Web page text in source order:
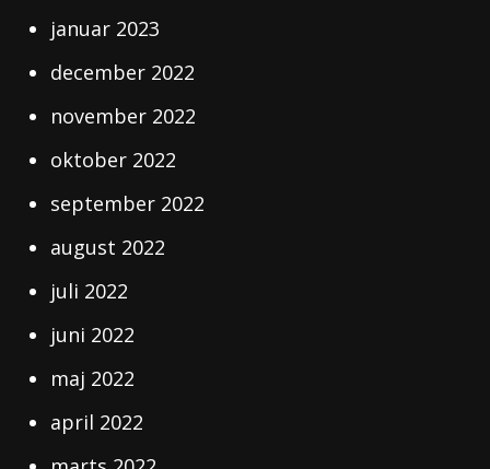
januar 2023
december 2022
november 2022
oktober 2022
september 2022
august 2022
juli 2022
juni 2022
maj 2022
april 2022